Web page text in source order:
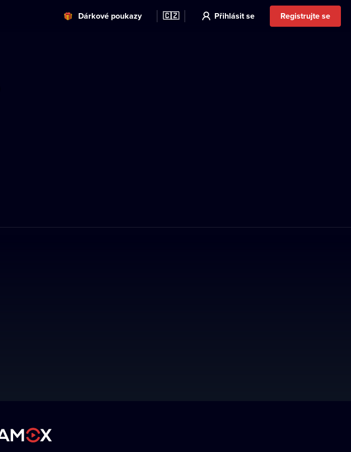
Dárkové poukazy 🇨🇿 Přihlásit se Registrujte se